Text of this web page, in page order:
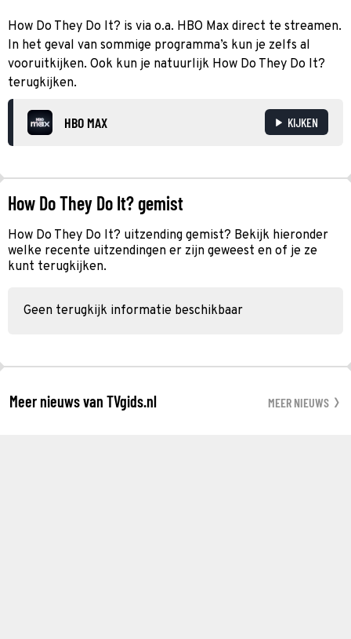
How Do They Do It? is via o.a. HBO Max direct te streamen.
In het geval van sommige programma’s kun je zelfs al
vooruitkijken. Ook kun je natuurlijk How Do They Do It?
terugkijken.
HBO MAX KIJKEN
How Do They Do It? gemist
How Do They Do It? uitzending gemist? Bekijk hieronder
welke recente uitzendingen er zijn geweest en of je ze
kunt terugkijken.
Geen terugkijk informatie beschikbaar
Meer nieuws van TVgids.nl MEER NIEUWS